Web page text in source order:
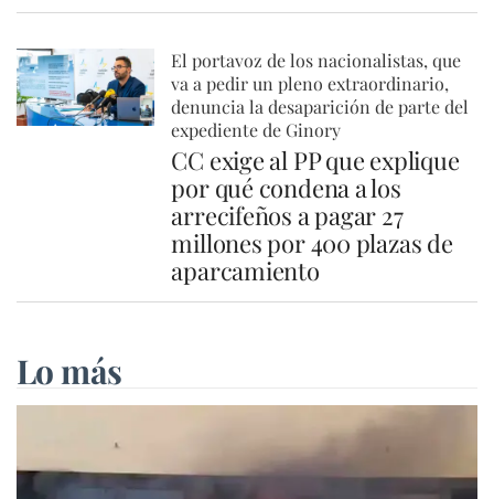
El portavoz de los nacionalistas, que
va a pedir un pleno extraordinario,
denuncia la desaparición de parte del
expediente de Ginory
CC exige al PP que explique
por qué condena a los
arrecifeños a pagar 27
millones por 400 plazas de
aparcamiento
Lo más